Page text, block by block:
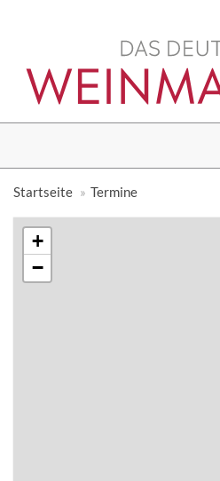
Startseite
Termine
+
−